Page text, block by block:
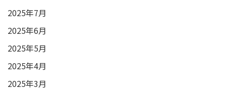
2025年7月
2025年6月
2025年5月
2025年4月
2025年3月